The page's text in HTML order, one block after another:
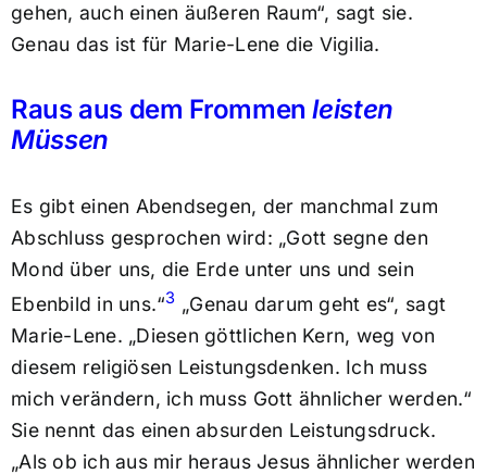
gehen, auch einen äußeren Raum“, sagt sie.
Genau das ist für Marie-Lene die Vigilia.
Raus aus dem Frommenleisten
Müssen
Es gibt einen Abendsegen, der manchmal zum
Abschluss gesprochen wird: „Gott segne den
Mond über uns, die Erde unter uns und sein
Ebenbild in uns.“3 „Genau darum geht es“, sagt
Marie-Lene. „Diesen göttlichen Kern, weg von
diesem religiösen Leistungsdenken. Ich muss
mich verändern, ich muss Gott ähnlicher werden.“
Sie nennt das einen absurden Leistungsdruck.
„Als ob ich aus mir heraus Jesus ähnlicher werden